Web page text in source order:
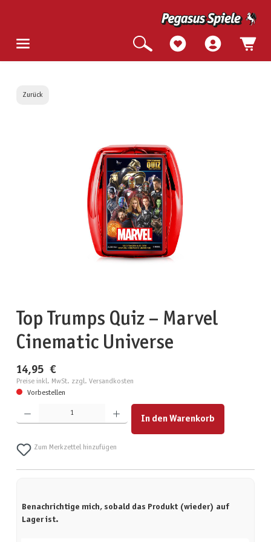
Zurück
Top Trumps Quiz – Marvel
Cinematic Universe
14,95 €
Preise inkl. MwSt. zzgl. Versandkosten
Vorbestellen
Produkt Anzahl: Gib den gewünschten Wert ein oder benutze die Schaltflächen um die Anzahl zu
In den Warenkorb
Zum Merkzettel hinzufügen
Benachrichtige mich, sobald das Produkt (wieder) auf
Lager ist.